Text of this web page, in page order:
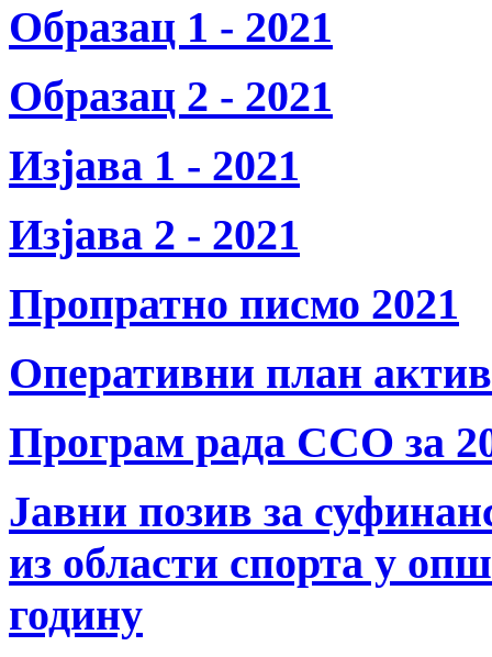
Образац 1 - 2021
Образац 2 - 2021
Изјава 1 - 2021
Изјава 2 - 2021
Пропратно писмо 2021
Оперативни план
Програм рада ССО за
Јавни позив за
из области спорта у
годину